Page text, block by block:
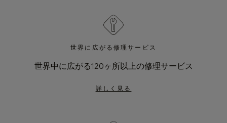
世界に広がる修理サービス
世界中に広がる120ヶ所以上の修理サービス
詳しく見る